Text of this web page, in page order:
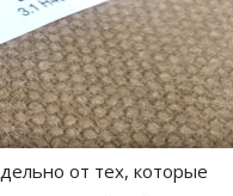
от тех, которые